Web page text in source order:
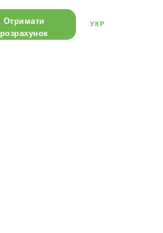
УКР
Отримати
розрахунок